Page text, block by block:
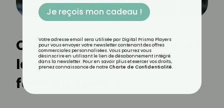
Chronobiologie : quelle est
la meilleure heure pour
faire du sport ?
Je reçois mon cadeau !
Votre adresse email sera utilisée par Digital Prisma Players
pour vous envoyer votre newsletter contenant des offres
commerciales personnalisées. Vous pourrez vous
désinscrire en utilisant le lien de désabonnement intégré
dans la newsletter. Pour en savoir plus et exercer vos droits,
prenez connaissance de notre Charte de Confidentialité.